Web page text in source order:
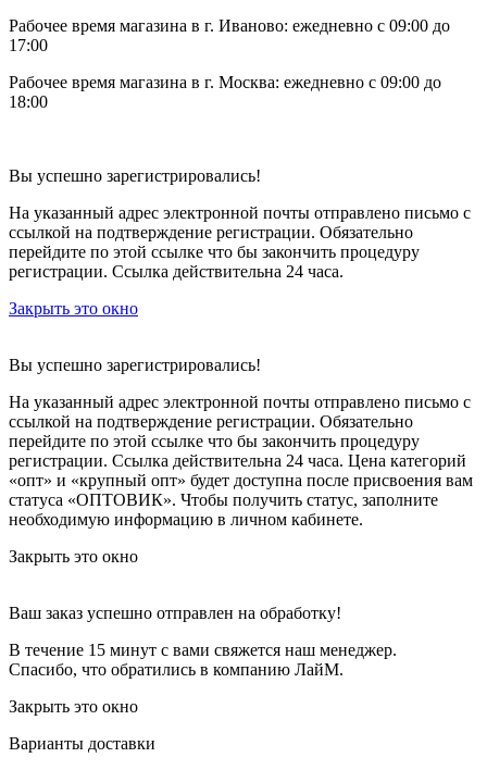
Рабочее время магазина в г. Иваново: ежедневно с 09:00 до
17:00
Рабочее время магазина в г. Москва: ежедневно с 09:00 до
18:00
Вы успешно зарегистрировались!
На указанный адрес электронной почты отправлено письмо с
ссылкой на подтверждение регистрации. Обязательно
перейдите по этой ссылке что бы закончить процедуру
регистрации. Ссылка действительна 24 часа.
Закрыть это окно
Вы успешно зарегистрировались!
На указанный адрес электронной почты отправлено письмо с
ссылкой на подтверждение регистрации. Обязательно
перейдите по этой ссылке что бы закончить процедуру
регистрации. Ссылка действительна 24 часа. Цена категорий
«опт» и «крупный опт» будет доступна после присвоения вам
статуса «ОПТОВИК». Чтобы получить статус, заполните
необходимую информацию в личном кабинете.
Закрыть это окно
Ваш заказ успешно отправлен на обработку!
В течение 15 минут с вами свяжется наш менеджер.
Спасибо, что обратились в компанию ЛайМ.
Закрыть это окно
Варианты доставки